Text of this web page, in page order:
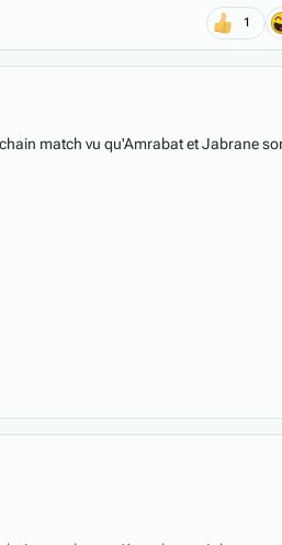
1
match vu qu'Amrabat et Jabrane